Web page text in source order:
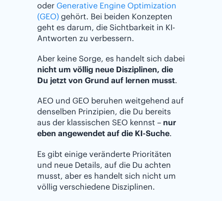
oder Generative Engine Optimization
(GEO) gehört. Bei beiden Konzepten
geht es darum, die Sichtbarkeit in KI-
Antworten zu verbessern.
Aber keine Sorge, es handelt sich dabei
nicht um völlig neue Disziplinen, die
Du jetzt von Grund auf lernen musst.
AEO und GEO beruhen weitgehend auf
denselben Prinzipien, die Du bereits
aus der klassischen SEO kennst – nur
eben angewendet auf die KI-Suche.
Es gibt einige veränderte Prioritäten
und neue Details, auf die Du achten
musst, aber es handelt sich nicht um
völlig verschiedene Disziplinen.